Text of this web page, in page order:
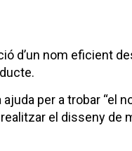
d’un nom eficient
per a trobar “el
el disseny de